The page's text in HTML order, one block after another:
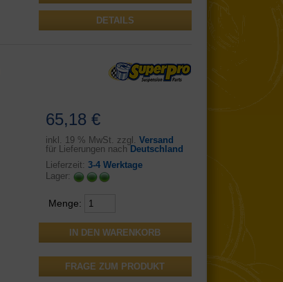
DETAILS
65,18 €
inkl. 19 % MwSt. zzgl. Versand
für Lieferungen nach Deutschland
Lieferzeit: 3-4 Werktage
Lager:
Menge:
FRAGE ZUM PRODUKT